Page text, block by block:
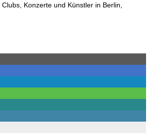
Konzerte und Künstler in Berlin,